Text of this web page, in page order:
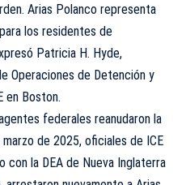
Arias Polanco representa
los residentes de
Patricia H. Hyde,
Operaciones de Detención y
en Boston.
federales reanudaron la
de 2025, oficiales de ICE
con la DEA de Nueva Inglaterra